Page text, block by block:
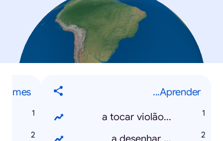
Aprender...
...a tocar violão